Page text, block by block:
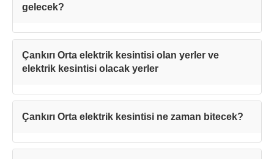
gelecek?
Çankırı Orta elektrik kesintisi olan yerler ve
elektrik kesintisi olacak yerler
Çankırı Orta elektrik kesintisi ne zaman bitecek?